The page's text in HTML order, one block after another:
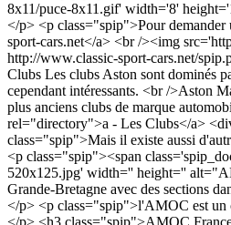
</p> <p class="spip">Pour demander
sport-cars.net</a> <br /><img
http://www.classic-sport-cars.net/
Clubs Les clubs Aston sont dominés
cependant intéressants. <br />Aston
plus anciens clubs de marque
rel="directory">a - Les Clubs</a>
class="spip">Mais il existe aussi
<p class="spip"><span
520x125.jpg' width='' height=''
Grande-Bretagne avec des sections
</p> <p class="spip">l'AMOC est un
</p> <h3 class="spip">AMOC